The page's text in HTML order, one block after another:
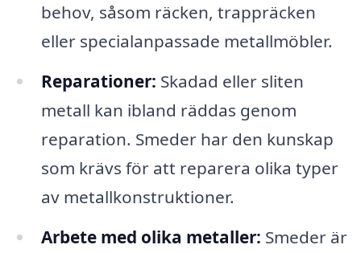
behov, såsom räcken, trappräcken
eller specialanpassade metallmöbler.
Reparationer: Skadad eller sliten
metall kan ibland räddas genom
reparation. Smeder har den kunskap
som krävs för att reparera olika typer
av metallkonstruktioner.
Arbete med olika metaller: Smeder är